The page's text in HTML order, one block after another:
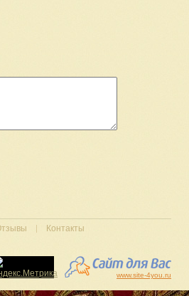
Контакты
www.site-4you.ru